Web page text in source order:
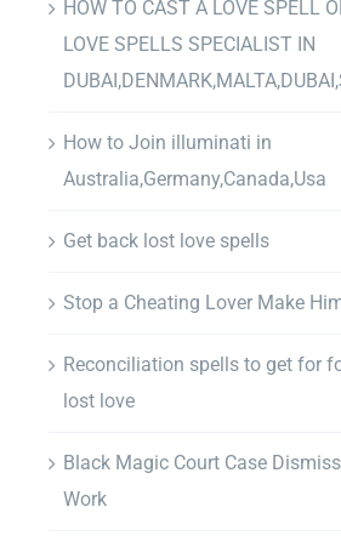
HOW TO CAST A LOVE SPELL
LOVE SPELLS SPECIALIST IN
How to Join illuminati in
Australia,Germany,Canada,Usa
Get back lost love spells
Stop a Cheating Lover Make
Reconciliation spells to get for
lost love
Black Magic Court Case
Work